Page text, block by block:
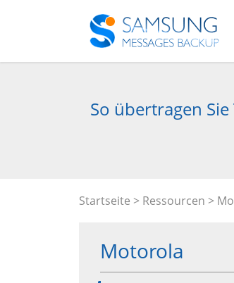
So übertragen
Startseite > Ressourcen >
Motorola